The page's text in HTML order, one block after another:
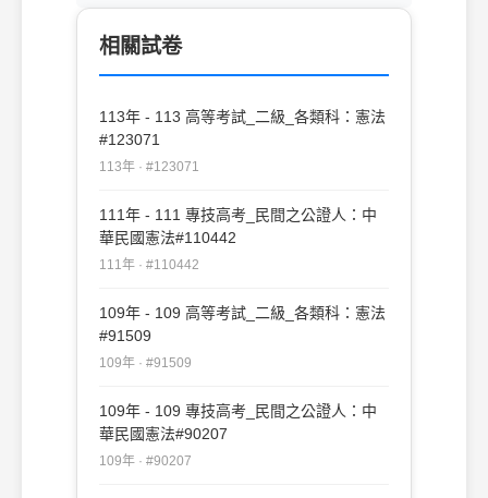
相關試卷
113年 - 113 高等考試_二級_各類科：憲法
#123071
113年 · #123071
111年 - 111 專技高考_民間之公證人：中
華民國憲法#110442
111年 · #110442
109年 - 109 高等考試_二級_各類科：憲法
#91509
109年 · #91509
109年 - 109 專技高考_民間之公證人：中
華民國憲法#90207
109年 · #90207